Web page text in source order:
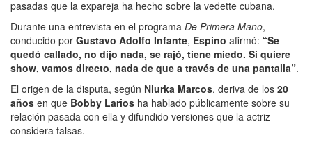
pasadas que la expareja ha hecho sobre la vedette cubana.
Durante una entrevista en el programa De Primera Mano,
conducido por Gustavo Adolfo Infante, Espino afirmó: “Se
quedó callado, no dijo nada, se rajó, tiene miedo. Si quiere
show, vamos directo, nada de que a través de una pantalla”.
El origen de la disputa, según Niurka Marcos, deriva de los 20
años en que Bobby Larios ha hablado públicamente sobre su
relación pasada con ella y difundido versiones que la actriz
considera falsas.